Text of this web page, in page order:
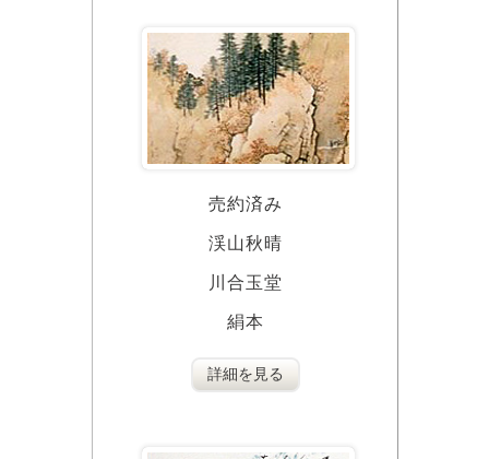
売約済み
渓山秋晴
川合玉堂
絹本
詳細を見る